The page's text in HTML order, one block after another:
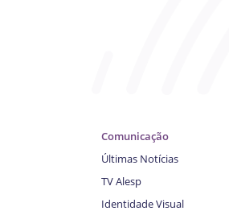
Comunicação
Últimas Notícias
TV Alesp
Identidade Visual